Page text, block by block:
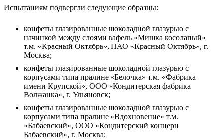
Испытаниям подвергли следующие образцы:
конфеты глазированные шоколадной глазурью с
начинкой между слоями вафель «Мишка косолапый»
т.м. «Красный Октябрь», ПАО «Красный Октябрь», г.
Москва;
конфеты глазированные шоколадной глазурью с
корпусами типа пралине «Белочка» т.м. «Фабрика
имени Крупской», ООО «Кондитерская фабрика
Волжанка», г. Ульяновск;
конфеты глазированные шоколадной глазурью с
корпусами типа пралине «Вдохновение» т.м.
«Бабаевский», ООО «Кондитерский концерн
Бабаевский», г. Москва;